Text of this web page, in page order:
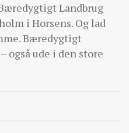
Landbrug
i Horsens. Og lad
Bæredygtigt
også ude i den store